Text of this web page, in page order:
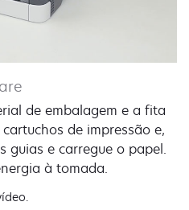
de embalagem e a fita
de impressão e,
guias e carregue o papel.
à tomada.